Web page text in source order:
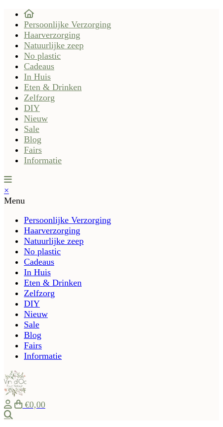
Persoonlijke Verzorging
Haarverzorging
Natuurlijke zeep
No plastic
Cadeaus
In Huis
Eten & Drinken
Zelfzorg
DIY
Nieuw
Sale
Blog
Fairs
Informatie
×
Menu
Persoonlijke Verzorging
Haarverzorging
Natuurlijke zeep
No plastic
Cadeaus
In Huis
Eten & Drinken
Zelfzorg
DIY
Nieuw
Sale
Blog
Fairs
Informatie
€0,00